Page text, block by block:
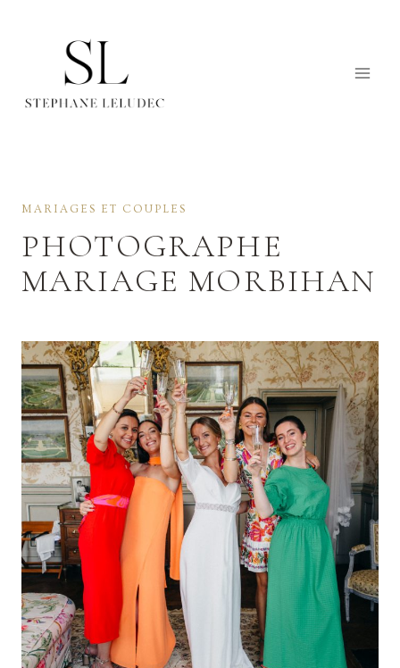
MARIAGES ET COUPLES
PHOTOGRAPHE
MARIAGE MORBIHAN